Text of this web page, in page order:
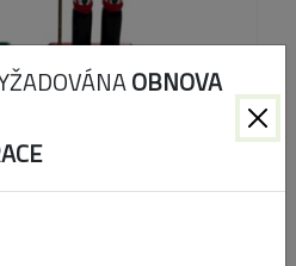
HK513/5
OBNOVA